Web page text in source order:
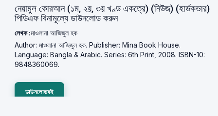
নেয়ামুল কোরআন (১ম, ২য়, ৩য় খণ্ড একত্রে) (নিউজ) (হার্ডকভার)
পিডিএফ বিনামূল্যে ডাউনলোড করুন
লেখক :মাওলানা আজিজুল হক
Author: মাওলানা আজিজুল হক. Publisher: Mina Book House.
Language: Bangla & Arabic. Series: 6th Print, 2008. ISBN-10:
9848360069.
ডাউনলোডবই